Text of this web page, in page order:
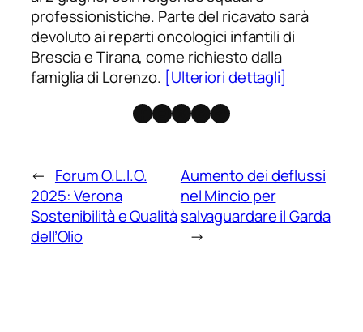
professionistiche. Parte del ricavato sarà
devoluto ai reparti oncologici infantili di
Brescia e Tirana, come richiesto dalla
famiglia di Lorenzo. [Ulteriori dettagli]
Facebook
Instagram
X Threads
Telegram
← Forum O.L.I.O.
2025: Verona
Sostenibilità e Qualità
dell’Olio
Aumento dei deflussi
nel Mincio per
salvaguardare il Garda
→